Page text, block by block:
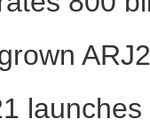
百年华诞 多